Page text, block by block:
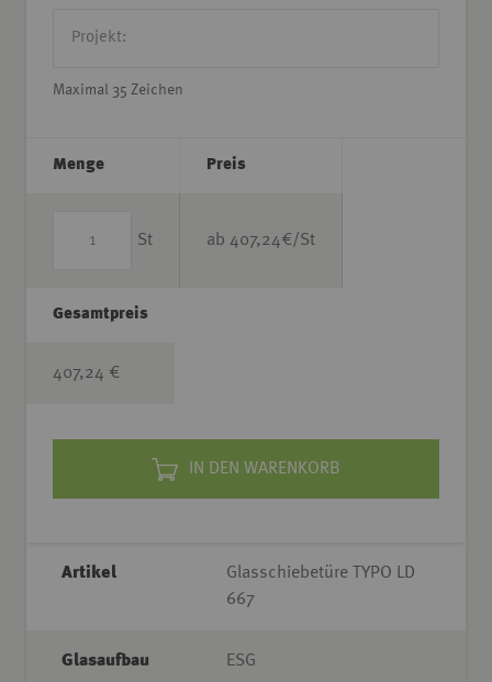
Maximal 35 Zeichen
Menge
St
Preis
ab 407,24€/St
Gesamtpreis
407,24 €
IN DEN WARENKORB
Artikel
Glasschiebetüre TYPO LD
667
Glasaufbau ESG